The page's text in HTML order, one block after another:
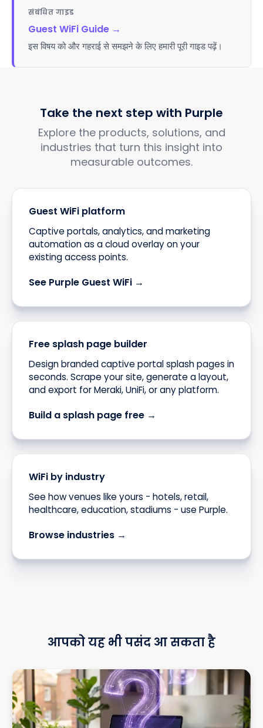
संबंधित गाइड
Guest WiFi Guide →
इस विषय को और गहराई से समझने के लिए हमारी पूरी गाइड पढ़ें।
Take the next step with Purple
Explore the products, solutions, and
industries that turn this insight into
measurable outcomes.
Guest WiFi platform
Captive portals, analytics, and marketing
automation as a cloud overlay on your
existing access points.
See Purple Guest WiFi →
Free splash page builder
Design branded captive portal splash pages in
seconds. Scrape your site, generate a layout,
and export for Meraki, UniFi, or any platform.
Build a splash page free →
WiFi by industry
See how venues like yours - hotels, retail,
healthcare, education, stadiums - use Purple.
Browse industries →
आपको यह भी पसंद आ सकता है